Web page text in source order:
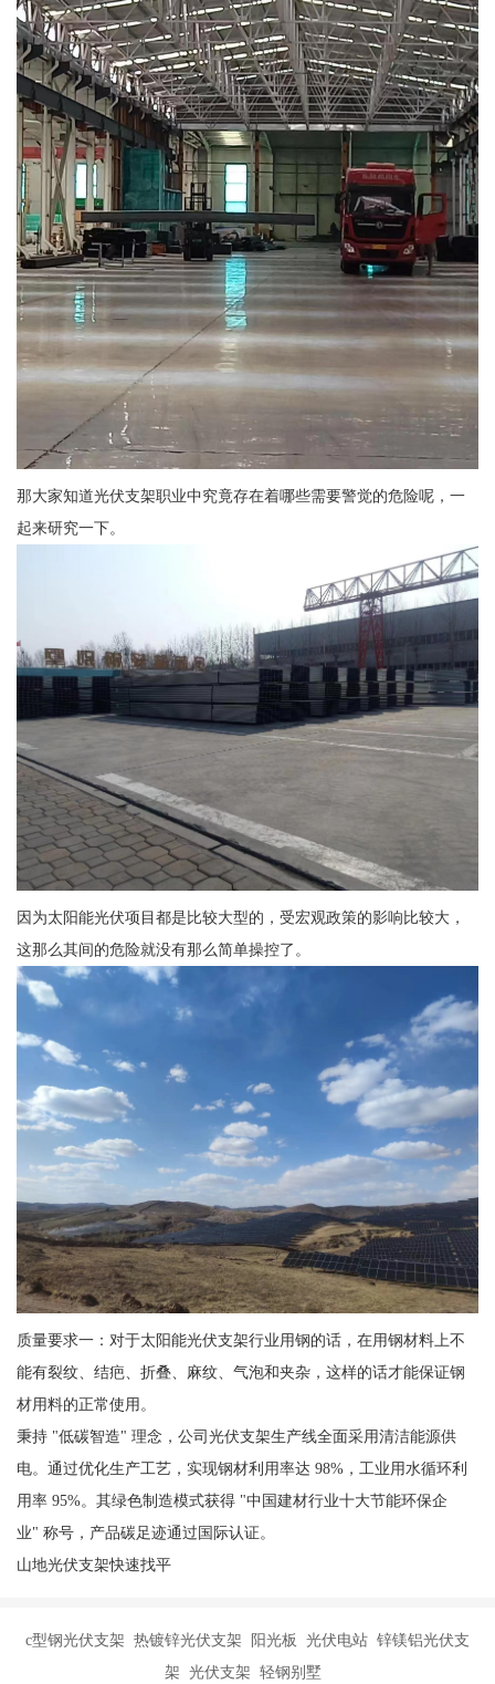
那大家知道光伏支架职业中究竟存在着哪些需要警觉的危险呢，一
起来研究一下。
因为太阳能光伏项目都是比较大型的，受宏观政策的影响比较大，
这那么其间的危险就没有那么简单操控了。
质量要求一：对于太阳能光伏支架行业用钢的话，在用钢材料上不
能有裂纹、结疤、折叠、麻纹、气泡和夹杂，这样的话才能保证钢
材用料的正常使用。
秉持 "低碳智造" 理念，公司光伏支架生产线全面采用清洁能源供
电。通过优化生产工艺，实现钢材利用率达 98%，工业用水循环利
用率 95%。其绿色制造模式获得 "中国建材行业十大节能环保企
业" 称号，产品碳足迹通过国际认证。
山地光伏支架快速找平
c型钢光伏支架 热镀锌光伏支架 阳光板 光伏电站 锌镁铝光伏支
架 光伏支架 轻钢别墅